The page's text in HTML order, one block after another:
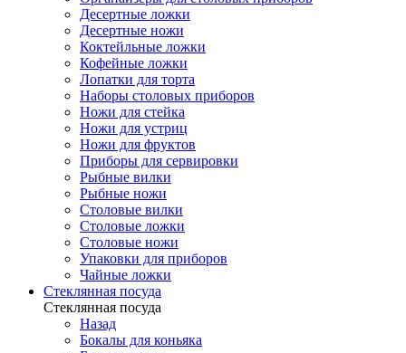
Десертные ложки
Десертные ножи
Коктейльные ложки
Кофейные ложки
Лопатки для торта
Наборы столовых приборов
Ножи для стейка
Ножи для устриц
Ножи для фруктов
Приборы для сервировки
Рыбные вилки
Рыбные ножи
Столовые вилки
Столовые ложки
Столовые ножи
Упаковки для приборов
Чайные ложки
Стеклянная посуда
Стеклянная посуда
Назад
Бокалы для коньяка